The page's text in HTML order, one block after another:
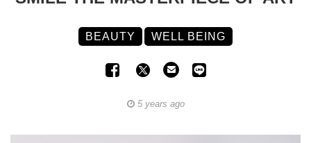
BEAUTY WELL BEING
5 years ago